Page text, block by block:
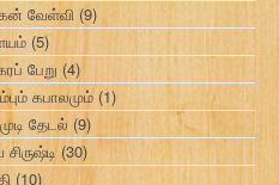
வேள்வி (9)
(5)
பேறு (4)
கபாலமும் (1)
தேடல் (9)
(30)
(10)